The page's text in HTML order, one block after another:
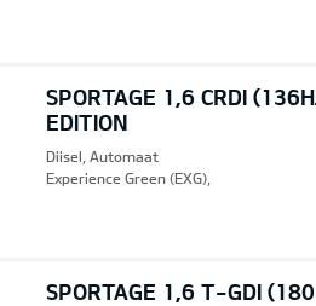
SPORTAGE 1,6 CRDI
EDITION
Diisel, Automaat
Experience Green (EXG),
SPORTAGE 1,6 T-GDI